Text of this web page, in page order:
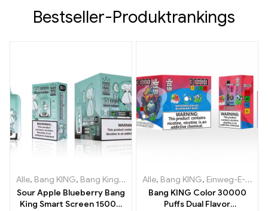
Bestseller-Produktrankings
Alle, Bang KING, Bang King Smart Screen 15000 Puff ,Einweg-E-
Sour Apple Blueberry Bang
King Smart Screen 15000
Alle, Bang KING, Einweg-E-Zigaretten Litauen
Bang KING Color 30000
Puffs Dual Flavor